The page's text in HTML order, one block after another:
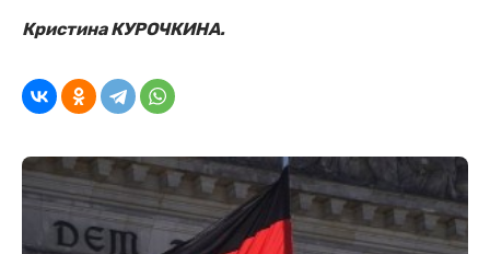
Кристина КУРОЧКИНА.